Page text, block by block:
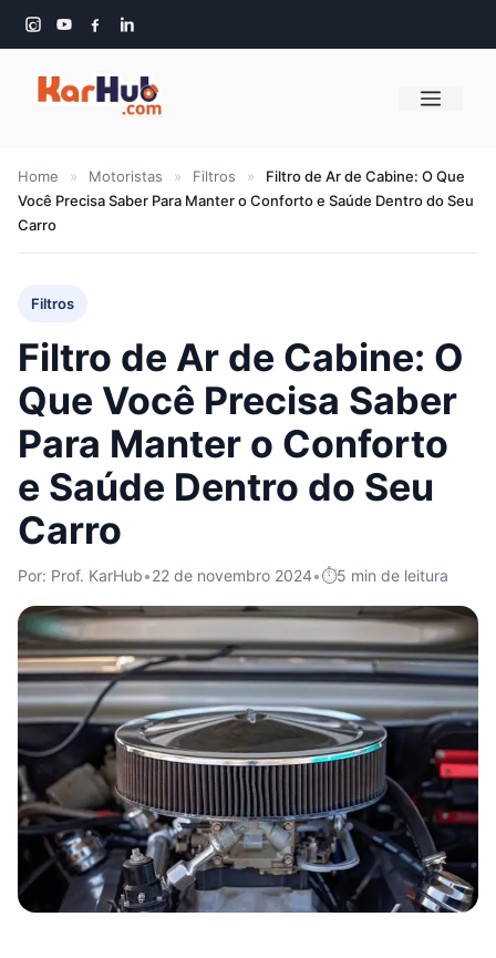
Pular
para
conteúdo
Menu
Home » Motoristas » Filtros »
Filtro de Ar de Cabine: O Que
Você Precisa Saber Para Manter o Conforto e Saúde Dentro do Seu
Carro
Filtros
Filtro de Ar de Cabine: O
Que Você Precisa Saber
Para Manter o Conforto
e Saúde Dentro do Seu
Carro
Por: Prof. KarHub•22 de novembro 2024• 5 min de leitura